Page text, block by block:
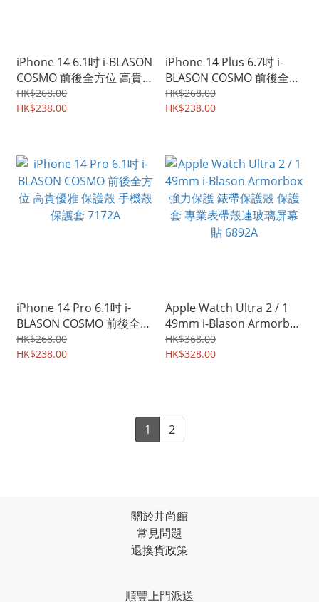
iPhone 14 6.1吋 i-BLASON
COSMO 前後全方位 高貴優
雅 保護殼 手機殼 保護套
7174A
HK$268.00
HK$238.00
iPhone 14 Plus 6.7吋 i-
BLASON COSMO 前後全方
位 高貴優雅 保護殼 手機殼
保護套 7173A
HK$268.00
HK$238.00
iPhone 14 Pro 6.1吋 i-
BLASON COSMO 前後全方
位 高貴優雅 保護殼 手機殼
保護套 7172A
HK$268.00
HK$238.00
Apple Watch Ultra 2 / 1
49mm i-Blason Armorbox
強力保護 錶帶保護殼 保護
套 專業表帶殼連玻璃屏幕
HK$368.00
HK$328.00
1 2
關於井尚館
常見問題
退換貨政策
順豐上門派送